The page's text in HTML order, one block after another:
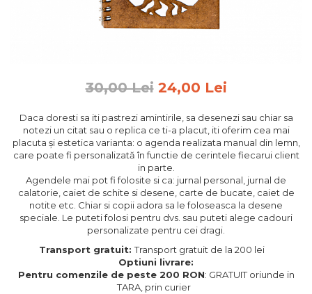
Felicitari din lemn
Felicitari pentru cei dragi
Felicitari cu model
Rame foto din lemn
Camion din lemn
Aromaterapie
Decoratiuni pentru casa
Genti si portofele barbati din
30,00 Lei 24,00 Lei
Daca doresti sa iti pastrezi amintirile, sa desenezi sau chiar sa
notezi un citat sau o replica ce ti-a placut, iti oferim cea mai
placuta și estetica varianta: o agenda realizata manual din lemn,
care poate fi personalizată în functie de cerintele fiecarui client
in parte.
Agendele mai pot fi folosite si ca: jurnal personal, jurnal de
calatorie, caiet de schite si desene, carte de bucate, caiet de
notite etc. Chiar si copii adora sa le foloseasca la desene
speciale. Le puteti folosi pentru dvs. sau puteti alege cadouri
personalizate pentru cei dragi.
Transport gratuit:Transport gratuit de la 200 lei
Optiuni livrare:
Pentru comenzile de peste 200 RON: GRATUIT oriunde in
TARA, prin curier